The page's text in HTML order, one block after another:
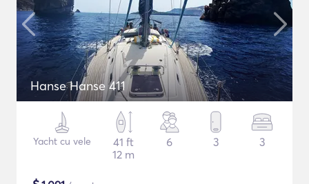
Hanse Hanse 411
Yacht cu vele
41 ft
12 m
6 3 3